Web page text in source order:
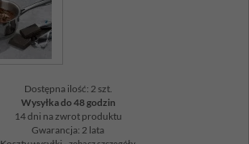
Dostępna ilość: 2 szt.
Wysyłka do 48 godzin
14 dni na zwrot produktu
Gwarancja: 2 lata